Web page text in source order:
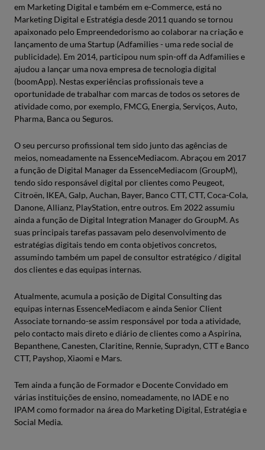
em Marketing Digital e também em e-Commerce, está no
Marketing Digital e Estratégia desde 2011 quando se tornou
apaixonado pelo Empreendedorismo ao colaborar na criação e
lançamento de uma Startup (Adfamilies - uma rede social de
publicidade). Em 2014, participou num spin-off da Adfamilies e
ajudou a lançar uma nova empresa de tecnologia digital
(boomApp). Nestas experiências profissionais teve a
oportunidade de trabalhar com marcas de todos os setores de
atividade como, por exemplo, FMCG, Energia, Serviços, Auto,
Pharma, Banca ou Seguros.
O seu percurso profissional tem sido junto das agências de
meios, nomeadamente na EssenceMediacom. Abraçou em 2017
a função de Digital Manager da EssenceMediacom (GroupM),
tendo sido responsável digital por clientes como Peugeot,
Citroën, IKEA, Galp, Auchan, Bayer, Banco CTT, CTT, Coca-Cola,
Danone, Allianz, PlayStation, entre outros. Em 2022 assumiu
ainda a função de Digital Integration Manager do GroupM. As
suas principais tarefas passavam pelo desenvolvimento de
estratégias digitais tendo em conta objetivos concretos,
assumindo também um papel de consultor estratégico / digital
dos clientes e das equipas internas.
Atualmente, acumula a posição de Digital Consulting das
equipas internas EssenceMediacom e ainda Senior Client
Associate tornando-se assim responsável por toda a atividade,
pelo contacto mais direto e diário de clientes como a Aspirina,
Bepanthene, Canesten, Claritine, Rennie, Supradyn, CTT e Banco
CTT, Payshop, Xiaomi e Mars.
Tem ainda a função de Formador e Docente Convidado em
várias instituições de ensino, nomeadamente, no IADE e no
IPAM como formador na área do Marketing Digital, Estratégia e
Social Media.